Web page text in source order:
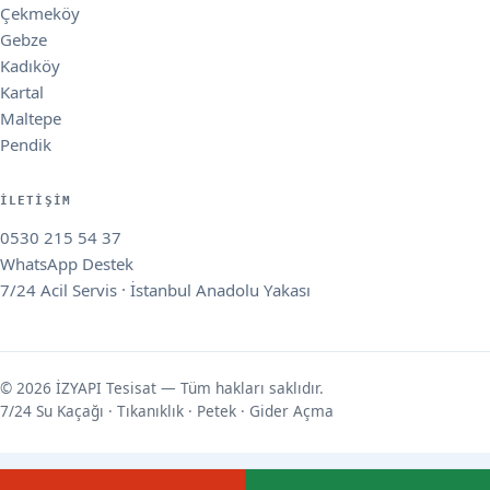
Çekmeköy
Gebze
Kadıköy
Kartal
Maltepe
Pendik
İLETIŞIM
0530 215 54 37
WhatsApp Destek
7/24 Acil Servis · İstanbul Anadolu Yakası
© 2026 İZYAPI Tesisat — Tüm hakları saklıdır.
7/24 Su Kaçağı · Tıkanıklık · Petek · Gider Açma